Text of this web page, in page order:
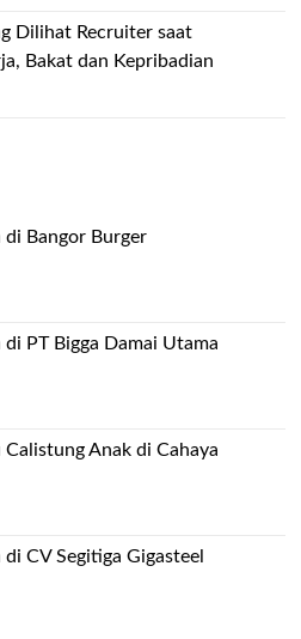
Dilihat Recruiter saat
Bakat dan Kepribadian
di Bangor Burger
di PT Bigga Damai Utama
Calistung Anak di Cahaya
CV Segitiga Gigasteel